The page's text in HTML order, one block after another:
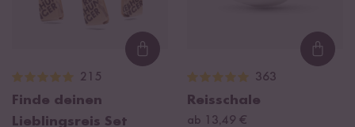
Loading...
215
Finde deinen
Lieblingsreis Set
363
Reisschale
ab 13,49 €